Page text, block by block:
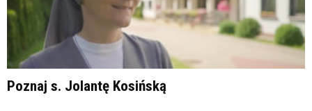
Poznaj s. Jolantę Kosińską